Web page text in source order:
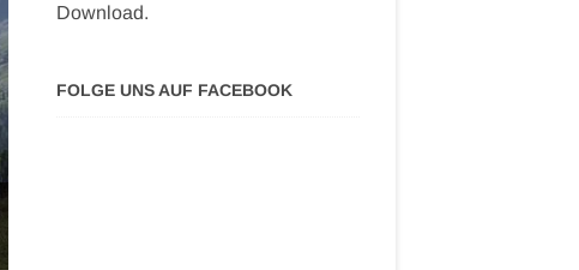
Download.
FOLGE UNS AUF FACEBOOK